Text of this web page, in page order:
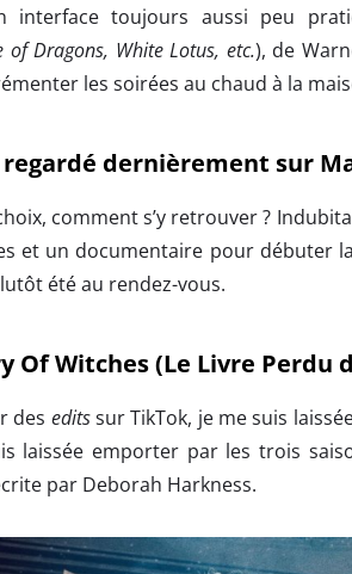
interface toujours aussi peu
of Dragons, White Lotus, etc.), de
les soirées au chaud à la
regardé dernièrement sur
comment s’y retrouver ?
et un documentaire pour débuter
été au rendez-vous.
Of Witches (Le Livre Perdu
des editssur TikTok, je me suis
laissée emporter par les trois
par Deborah Harkness.